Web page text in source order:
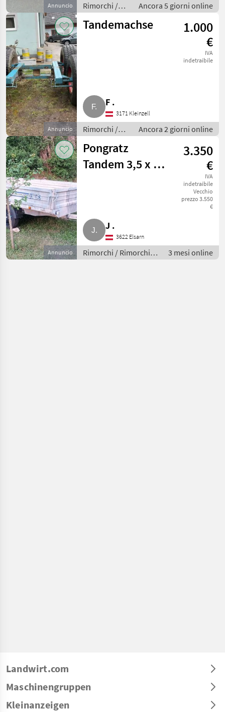
Annuncio
Rimorchi /
Rimorchi per
auto
Ancora 5 giorni online
Annuncio
Tandemachse
1.000
€
IVA
indetraibile
F .
3171 Kleinzell
Rimorchi /
Rimorchi per
auto
Ancora 2 giorni online
Annuncio
Pongratz
Tandem 3,5 x 2,1
3.350
€
IVA
indetraibile
Vecchio
prezzo 3.550
€
J .
3622 Elsarn
Rimorchi / Rimorchi
per auto
3 mesi online
Landwirt.com
Maschinengruppen
Kleinanzeigen